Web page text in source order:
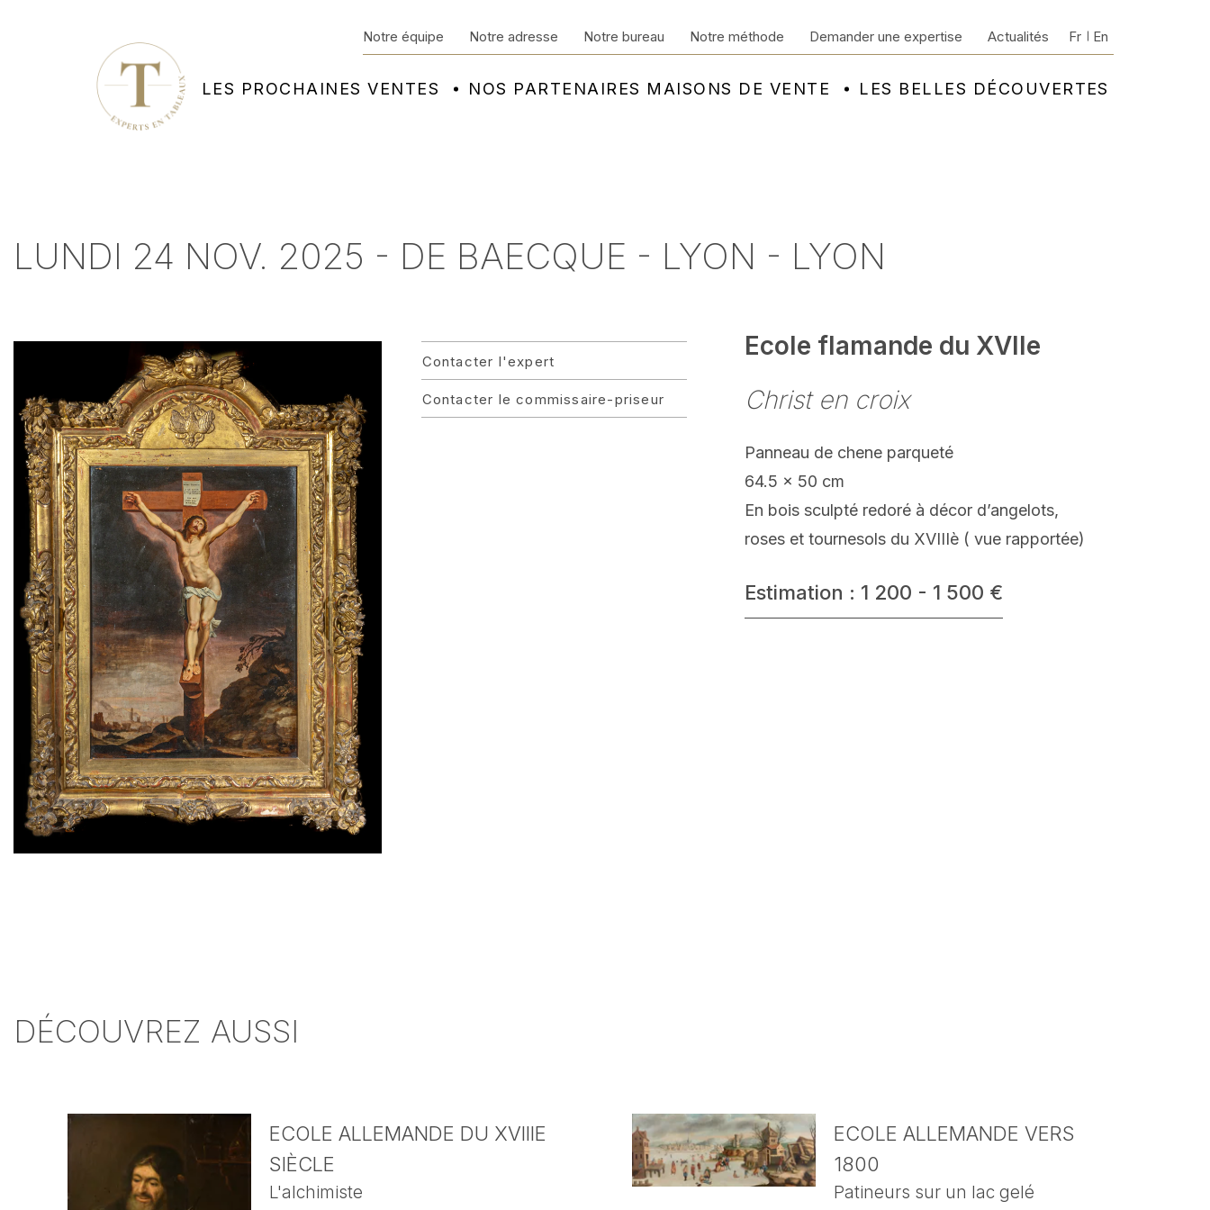
LES PROCHAINES VENTES NOS PARTENAIRES MAISONS DE VENTE LES BELLES DÉCOUVERTES
Notre équipe Notre adresse Notre bureau Notre méthode Demander une expertise Actualités Fr En
LUNDI 24 NOV. 2025 - DE BAECQUE - LYON - LYON
Contacter l'expert
Contacter le commissaire-priseur
Ecole flamande du XVIIe
Christ en croix
Panneau de chene parqueté
64.5 x 50 cm
En bois sculpté redoré à décor d’angelots,
roses et tournesols du XVIIIè ( vue rapportée)
Estimation : 1 200 - 1 500 €
DÉCOUVREZ AUSSI
ECOLE ALLEMANDE DU XVIIIE
SIÈCLE
L'alchimiste
ECOLE ALLEMANDE VERS
1800
Patineurs sur un lac gelé